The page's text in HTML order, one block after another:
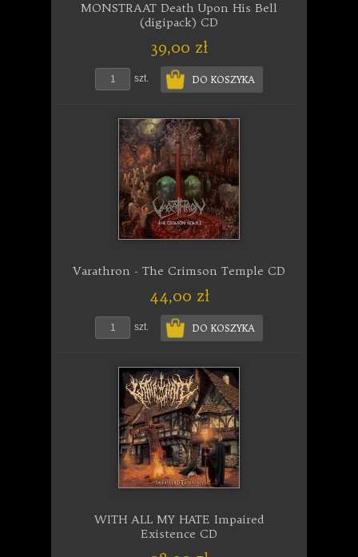
MONSTRAAT Death Upon His Bell
(digipack) CD
39,00 zł
szt. DO KOSZYKA
Varathron - The Crimson Temple CD
44,00 zł
szt. DO KOSZYKA
WITH ALL MY HATE Impaired
Existence CD